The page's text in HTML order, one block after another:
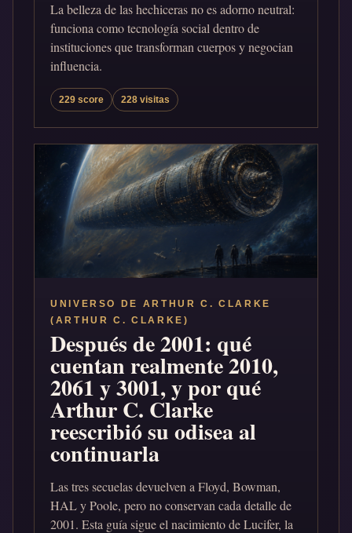
La belleza de las hechiceras no es adorno neutral:
funciona como tecnología social dentro de
instituciones que transforman cuerpos y negocian
influencia.
229 score 228 visitas
UNIVERSO DE ARTHUR C. CLARKE
(ARTHUR C. CLARKE)
Después de 2001: qué
cuentan realmente 2010,
2061 y 3001, y por qué
Arthur C. Clarke
reescribió su odisea al
continuarla
Las tres secuelas devuelven a Floyd, Bowman,
HAL y Poole, pero no conservan cada detalle de
2001. Esta guía sigue el nacimiento de Lucifer, la